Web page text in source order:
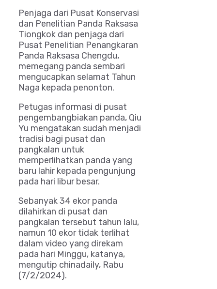
Penjaga dari Pusat Konservasi
dan Penelitian Panda Raksasa
Tiongkok dan penjaga dari
Pusat Penelitian Penangkaran
Panda Raksasa Chengdu,
memegang panda sembari
mengucapkan selamat Tahun
Naga kepada penonton.
Petugas informasi di pusat
pengembangbiakan panda, Qiu
Yu mengatakan sudah menjadi
tradisi bagi pusat dan
pangkalan untuk
memperlihatkan panda yang
baru lahir kepada pengunjung
pada hari libur besar.
Sebanyak 34 ekor panda
dilahirkan di pusat dan
pangkalan tersebut tahun lalu,
namun 10 ekor tidak terlihat
dalam video yang direkam
pada hari Minggu, katanya,
mengutip chinadaily, Rabu
(7/2/2024).